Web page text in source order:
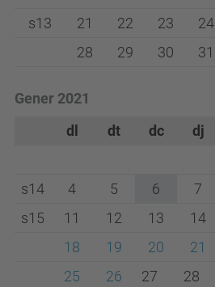
s13
21 22 23 24
28
29 30 31
Gener 2021
dl
dt dc dj
s14
4 5 6 7
s15
11 12 13 14
18
19 20 21
25
26 27 28